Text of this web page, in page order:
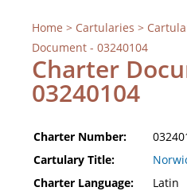
Home > Cartularies >
Document - 03240104
Charter
03240104
Charter Number:
Cartulary Title:
Charter Language:
Latin